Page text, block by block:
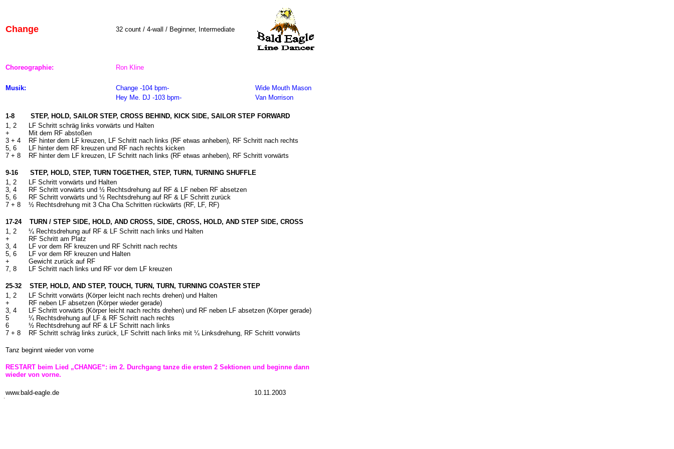
Change 32 count / 4-wall / Beginner, Intermediate
Choreographie: Ron Kline
Musik: Change -104 bpm-
Wide Mouth Mason
Hey Me. DJ -103 bpm-
Van Morrison
1-8 STEP, HOLD, SAILOR STEP, CROSS BEHIND, KICK SIDE, SAILOR STEP FORWARD
1, 2
+
3 + 4
5, 6
7 + 8
LF Schritt schräg links vorwärts und Halten
Mit dem RF abstoßen
RF hinter dem LF kreuzen, LF Schritt nach links (RF etwas anheben), RF Schritt nach rechts
LF hinter dem RF kreuzen und RF nach rechts kicken
RF hinter dem LF kreuzen, LF Schritt nach links (RF etwas anheben), RF Schritt vorwärts
9-16 STEP, HOLD, STEP, TURN TOGETHER, STEP, TURN, TURNING SHUFFLE
1, 2
3, 4
5, 6
7 + 8
LF Schritt vorwärts und Halten
RF Schritt vorwärts und ½ Rechtsdrehung auf RF & LF neben RF absetzen
RF Schritt vorwärts und ½ Rechtsdrehung auf RF & LF Schritt zurück
½ Rechtsdrehung mit 3 Cha Cha Schritten rückwärts (RF, LF, RF)
17-24 TURN / STEP SIDE, HOLD, AND CROSS, SIDE, CROSS, HOLD, AND STEP SIDE, CROSS
1, 2
+
3, 4
5, 6
+
7, 8
¼ Rechtsdrehung auf RF & LF Schritt nach links und Halten
RF Schritt am Platz
LF vor dem RF kreuzen und RF Schritt nach rechts
LF vor dem RF kreuzen und Halten
Gewicht zurück auf RF
LF Schritt nach links und RF vor dem LF kreuzen
25-32 STEP, HOLD, AND STEP, TOUCH, TURN, TURN, TURNING COASTER STEP
1, 2
+
3, 4
5
6
7 + 8
LF Schritt vorwärts (Körper leicht nach rechts drehen) und Halten
RF neben LF absetzen (Körper wieder gerade)
LF Schritt vorwärts (Körper leicht nach rechts drehen) und RF neben LF absetzen (Körper gerade)
¼ Rechtsdrehung auf LF & RF Schritt nach rechts
½ Rechtsdrehung auf RF & LF Schritt nach links
RF Schritt schräg links zurück, LF Schritt nach links mit ¼ Linksdrehung, RF Schritt vorwärts
Tanz beginnt wieder von vorne
RESTART beim Lied „CHANGE“: im 2. Durchgang tanze die ersten 2 Sektionen und beginne dann
wieder von vorne.
www.bald-eagle.de 10.11.2003